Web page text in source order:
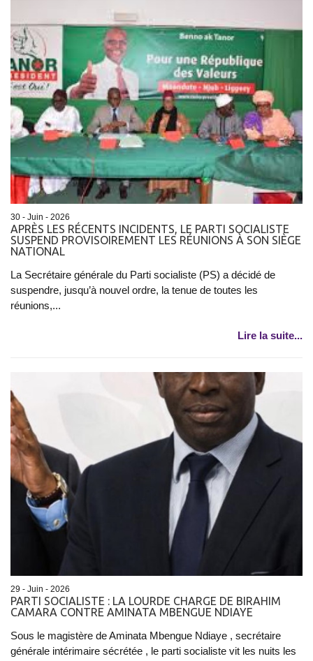
30 - Juin - 2026
APRÈS LES RÉCENTS INCIDENTS, LE PARTI SOCIALISTE
SUSPEND PROVISOIREMENT LES RÉUNIONS À SON SIÈGE
NATIONAL
La Secrétaire générale du Parti socialiste (PS) a décidé de
suspendre, jusqu’à nouvel ordre, la tenue de toutes les
réunions,...
Lire la suite...
29 - Juin - 2026
PARTI SOCIALISTE : LA LOURDE CHARGE DE BIRAHIM
CAMARA CONTRE AMINATA MBENGUE NDIAYE
Sous le magistère de Aminata Mbengue Ndiaye , secrétaire
générale intérimaire sécrétée , le parti socialiste vit les nuits les